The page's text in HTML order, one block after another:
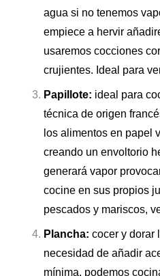
agua si no tenemos
empiece a hervir
usaremos cocciones
crujientes. Ideal para
Papillote: ideal para
técnica de origen
los alimentos en papel
creando un envoltorio
generará vapor
cocine en sus propios
pescados y mariscos,
Plancha: cocer y dorar
necesidad de añadir
mínima, podemos